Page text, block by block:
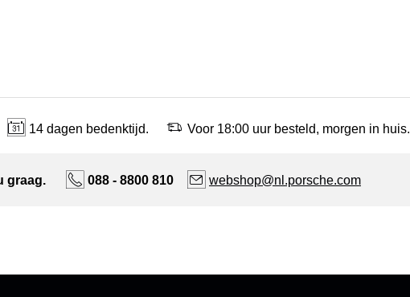
14 dagen bedenktijd. Voor 18:00 uur besteld, morgen in huis.
graag. 088 - 8800 810 webshop@nl.porsche.com